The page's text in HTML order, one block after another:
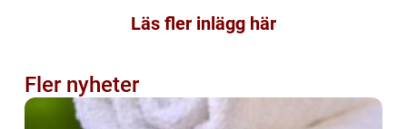
Läs fler inlägg här
Fler nyheter